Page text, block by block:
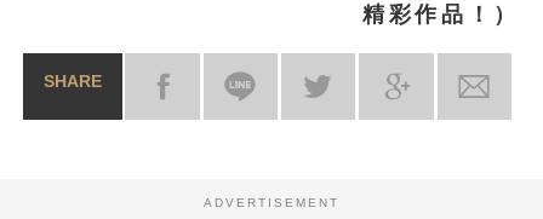
精彩作品！）
SHARE
ADVERTISEMENT